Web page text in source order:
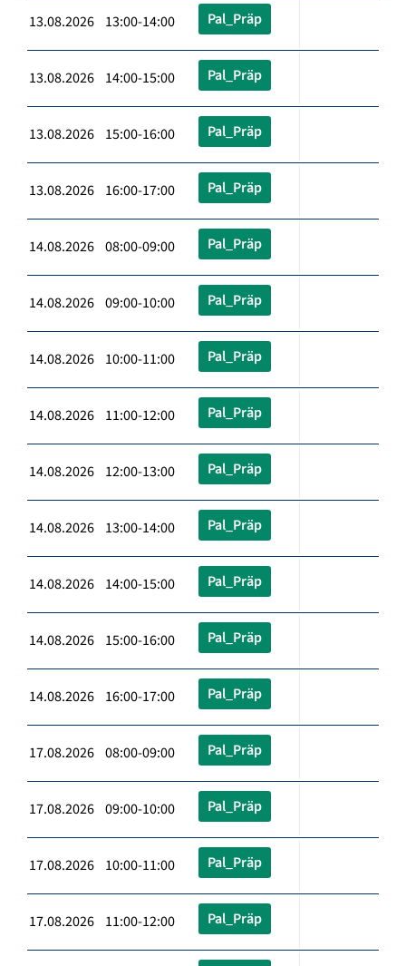
13.08.2026 13:00-14:00 Pal_Präp
13.08.2026 14:00-15:00 Pal_Präp
13.08.2026 15:00-16:00 Pal_Präp
13.08.2026 16:00-17:00 Pal_Präp
14.08.2026 08:00-09:00 Pal_Präp
14.08.2026 09:00-10:00 Pal_Präp
14.08.2026 10:00-11:00 Pal_Präp
14.08.2026 11:00-12:00 Pal_Präp
14.08.2026 12:00-13:00 Pal_Präp
14.08.2026 13:00-14:00 Pal_Präp
14.08.2026 14:00-15:00 Pal_Präp
14.08.2026 15:00-16:00 Pal_Präp
14.08.2026 16:00-17:00 Pal_Präp
17.08.2026 08:00-09:00 Pal_Präp
17.08.2026 09:00-10:00 Pal_Präp
17.08.2026 10:00-11:00 Pal_Präp
17.08.2026 11:00-12:00 Pal_Präp